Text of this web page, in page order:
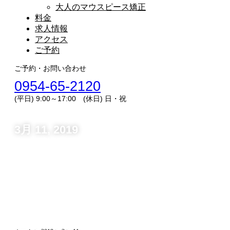
大人のマウスピース矯正
料金
求人情報
アクセス
ご予約
ご予約・お問い合わせ
0954-65-2120
(平日) 9:00～17:00 (休日) 日・祝
3月 11, 2019